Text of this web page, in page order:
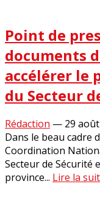
Point de
documents
accélérer le
du Secteur
Rédaction — 29
Dans le beau cadre
Coordination
Secteur de Sécurité
province... Lire la